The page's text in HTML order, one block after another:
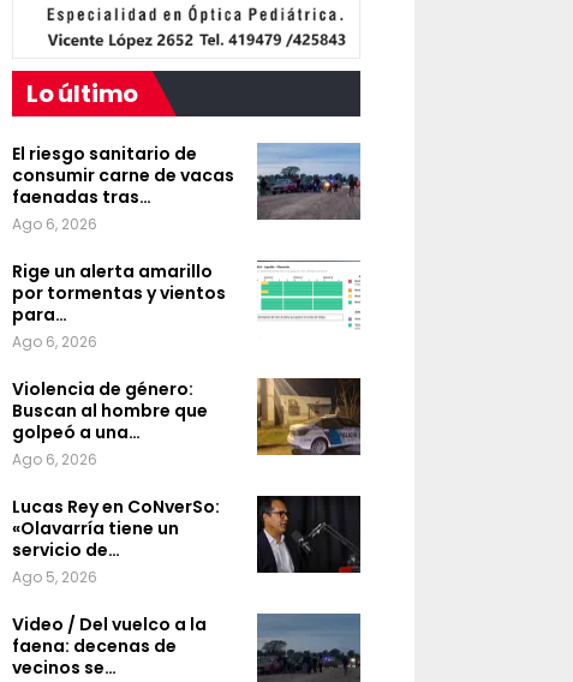
Lo último
El riesgo sanitario de
consumir carne de vacas
faenadas tras…
Ago 6, 2026
Rige un alerta amarillo
por tormentas y vientos
para…
Ago 6, 2026
Violencia de género:
Buscan al hombre que
golpeó a una…
Ago 6, 2026
Lucas Rey en CoNverSo:
«Olavarría tiene un
servicio de…
Ago 5, 2026
Video / Del vuelco a la
faena: decenas de
vecinos se…